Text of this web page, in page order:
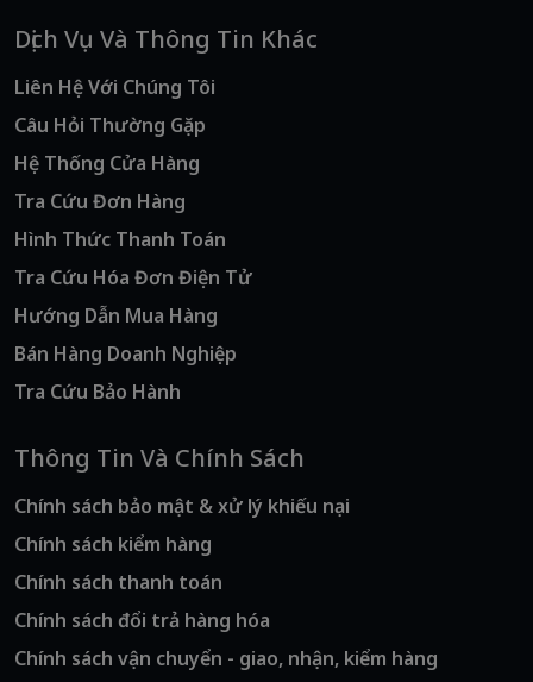
Dịch Vụ Và Thông Tin Khác
Liên Hệ Với Chúng Tôi
Câu Hỏi Thường Gặp
Hệ Thống Cửa Hàng
Tra Cứu Đơn Hàng
Hình Thức Thanh Toán
Tra Cứu Hóa Đơn Điện Tử
Hướng Dẫn Mua Hàng
Bán Hàng Doanh Nghiệp
Tra Cứu Bảo Hành
Thông Tin Và Chính Sách
Chính sách bảo mật & xử lý khiếu nại
Chính sách kiểm hàng
Chính sách thanh toán
Chính sách đổi trả hàng hóa
Chính sách vận chuyển - giao, nhận, kiểm hàng